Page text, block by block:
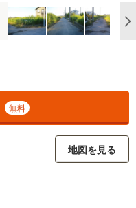
無料
地図を見る